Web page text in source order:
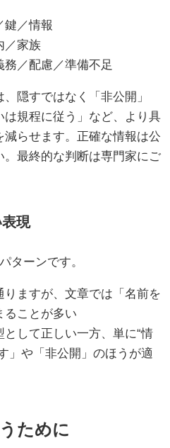
鍵／情報
／家族
務／配慮／準備不足
隠すではなく「非公開」
は規程に従う」など、より具
らせます。正確な情報は公
最終的な判断は専門家にご
現
ターンです。
りますが、文章では「名前を
ることが多い
として正しい一方、単に“情
」や「非公開」のほうが適
ために